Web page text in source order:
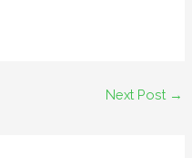
Next Post →